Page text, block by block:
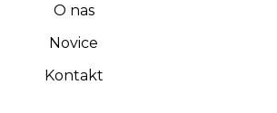
O nas
Novice
Kontakt